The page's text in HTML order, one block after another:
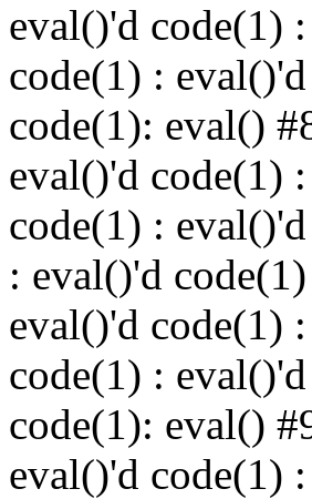
eval()'d code(1)
code(1) :
code(1): eval()
eval()'d code(1)
code(1) :
: eval()'d
eval()'d code(1)
code(1) :
code(1): eval()
eval()'d code(1)